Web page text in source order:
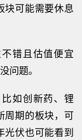
块可能需要休息
错且估值便宜
问题。
如创新药、锂
周期的板块，可
光伏也可能看到